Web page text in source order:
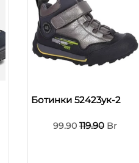
Ботинки 52423ук-2
99.90 119.90 Br